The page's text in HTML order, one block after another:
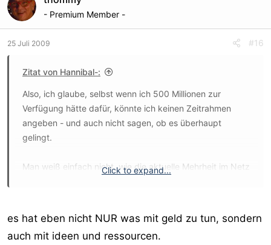
- Premium Member -
25 Juli 2009 #16
Zitat von Hannibal-:
Also, ich glaube, selbst wenn ich 500 Millionen zur
Verfügung hätte dafür, könnte ich keinen Zeitrahmen
angeben - und auch nicht sagen, ob es überhaupt
gelingt.
Man weiß einfach nicht, wie die aktuelle Mehrheit im Netz
anfing, haben alle gesagt, das ist totaler Quatsch, wer
will schon Auktionen übers Internet. Dafür hat Microsoft
Click to expand...
es hat eben nicht NUR was mit geld zu tun, sondern
auch mit ideen und ressourcen.